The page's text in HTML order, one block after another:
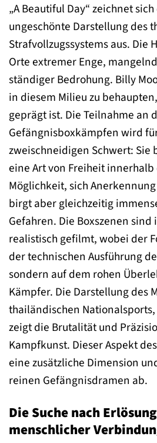
„A Beautiful Day“ zeichnet
ungeschönte Darstellung des
Strafvollzugssystems aus. Die
Orte extremer Enge,
ständiger Bedrohung. Billy
in diesem Milieu zu
geprägt ist. Die Teilnahme an
Gefängnisboxkämpfen wird
zweischneidigen Schwert: Sie
eine Art von Freiheit
Möglichkeit, sich
birgt aber gleichzeitig
Gefahren. Die Boxszenen
realistisch gefilmt, wobei der
der technischen Ausführung
sondern auf dem rohen
Kämpfer. Die Darstellung des
thailändischen
zeigt die Brutalität und
Kampfkunst. Dieser Aspekt
eine zusätzliche Dimension
reinen Gefängnisdramen ab.
Die Suche nach
menschlicher